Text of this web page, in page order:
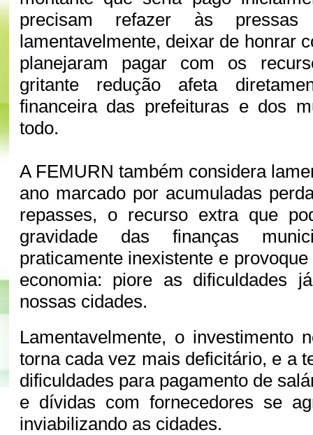
precisam refazer às
lamentavelmente, deixar de honrar
planejaram pagar com os
gritante redução afeta
financeira das prefeituras e dos
todo.
A FEMURN também considera
ano marcado por acumuladas
repasses, o recurso extra que
gravidade das finanças
praticamente inexistente e
economia: piore as dificuldades
nossas cidades.
Lamentavelmente, o investimento
torna cada vez mais deficitário, e a
dificuldades para pagamento de
e dívidas com fornecedores se
inviabilizando as cidades.